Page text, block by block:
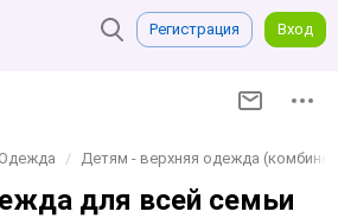
Регистрация Вход
Одежда Детям - верхняя одежда
для всей семьи